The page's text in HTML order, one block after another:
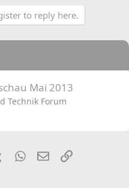
to reply here.
Mai 2013
Technik Forum
TumblrWhatsApp
EmailLink